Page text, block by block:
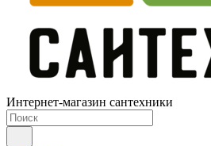
Интернет-магазин сантехники